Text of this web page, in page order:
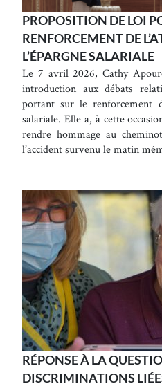
PROPOSITION DE LOI
RENFORCEMENT DE
L’ÉPARGNE SALARIALE
Le 7 avril 2026, Cathy
introduction aux débats
portant sur le renforcement
salariale. Elle a, à cette
rendre hommage au
l’accident survenu le matin
RÉPONSE À LA
DISCRIMINATIONS